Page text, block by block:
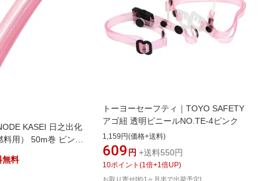
KASEI 日之出化
用） 50m巻 ピンク
無料
トーヨーセーフティ｜TOYO SAFETY
アゴ紐 透明ビニールNO.TE-4ピンク
1,159円(価格+送料)
609 円 +送料550円
10ポイント (1 倍+1 倍UP)
お取り寄せ[約1ヶ月半で出荷予定]